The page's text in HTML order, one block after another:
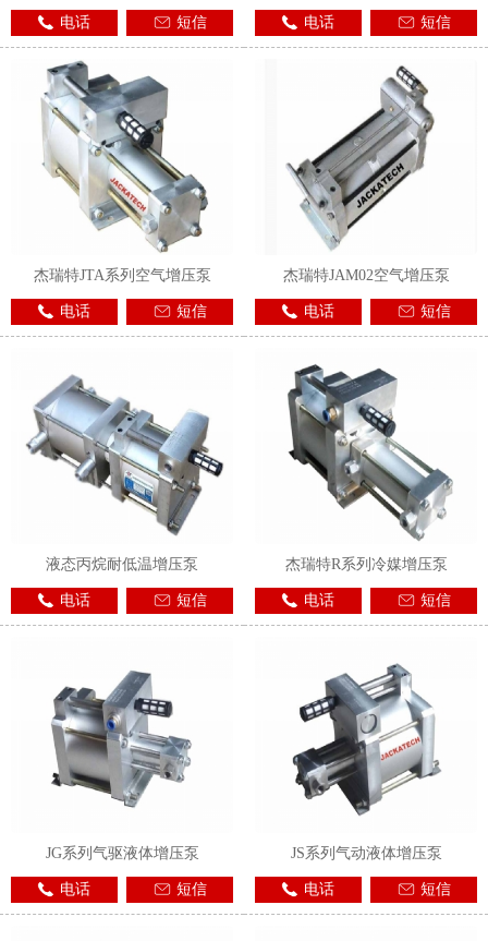
电话 短信 电话 短信
杰瑞特JTA系列空气增压泵
电话 短信
杰瑞特JAM02空气增压泵
电话 短信
液态丙烷耐低温增压泵
电话 短信
杰瑞特R系列冷媒增压泵
电话 短信
JG系列气驱液体增压泵
电话 短信
JS系列气动液体增压泵
电话 短信